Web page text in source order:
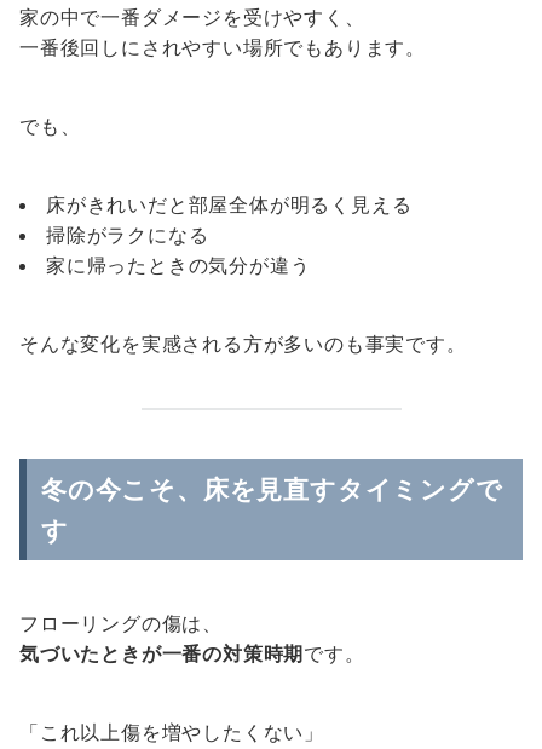
家の中で一番ダメージを受けやすく、
一番後回しにされやすい場所でもあります。
でも、
床がきれいだと部屋全体が明るく見える
掃除がラクになる
家に帰ったときの気分が違う
そんな変化を実感される方が多いのも事実です。
冬の今こそ、床を見直すタイミングで
す
フローリングの傷は、
気づいたときが一番の対策時期です。
「これ以上傷を増やしたくない」